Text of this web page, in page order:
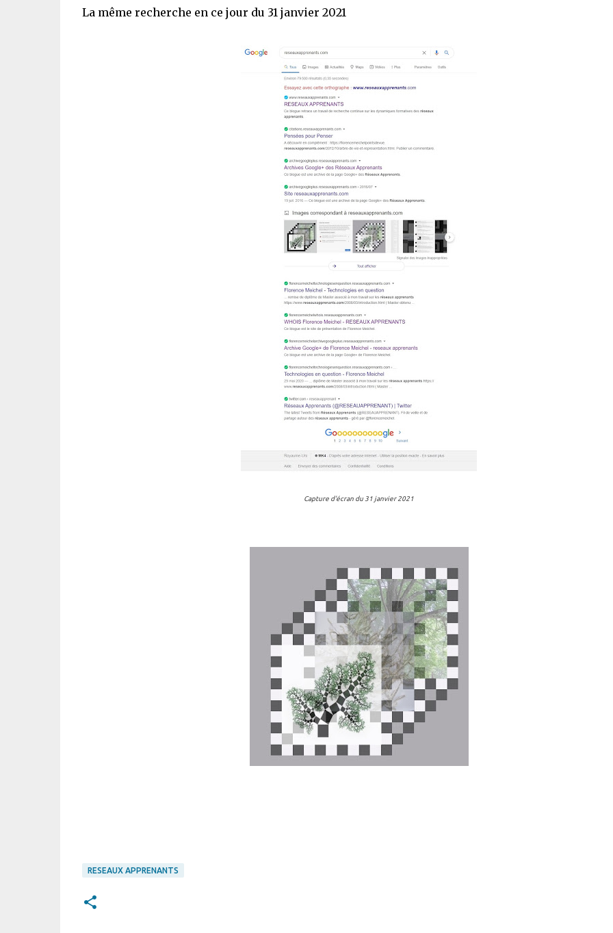
La même recherche en ce jour du 31 janvier 2021
Capture d'écran du 31 janvier 2021
RESEAUX APPRENANTS